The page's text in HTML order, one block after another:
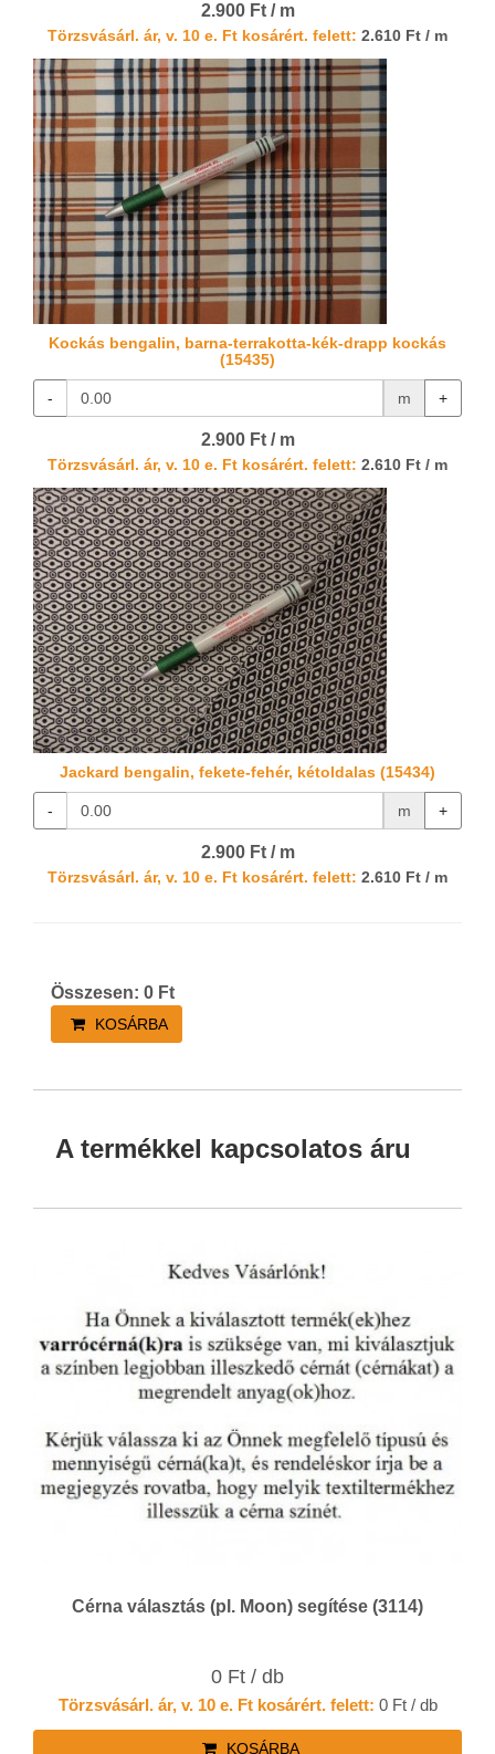
2.900 Ft / m
Törzsvásárl. ár, v. 10 e. Ft kosárért. felett: 2.610 Ft / m
Kockás bengalin, barna-terrakotta-kék-drapp kockás
(15435)
- m +
2.900 Ft / m
Törzsvásárl. ár, v. 10 e. Ft kosárért. felett: 2.610 Ft / m
Jackard bengalin, fekete-fehér, kétoldalas (15434)
- m +
2.900 Ft / m
Törzsvásárl. ár, v. 10 e. Ft kosárért. felett: 2.610 Ft / m
Összesen: 0 Ft
KOSÁRBA
A termékkel kapcsolatos áru
Cérna választás (pl. Moon) segítése (3114)
0 Ft / db
Törzsvásárl. ár, v. 10 e. Ft kosárért. felett: 0 Ft / db
KOSÁRBA